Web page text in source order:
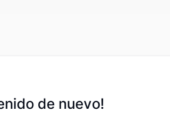
de nuevo!